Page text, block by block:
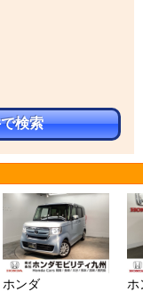
検索
ホンダ
ホ